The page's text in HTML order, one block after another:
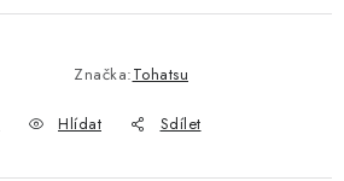
Značka:Tohatsu
Hlídat Sdílet